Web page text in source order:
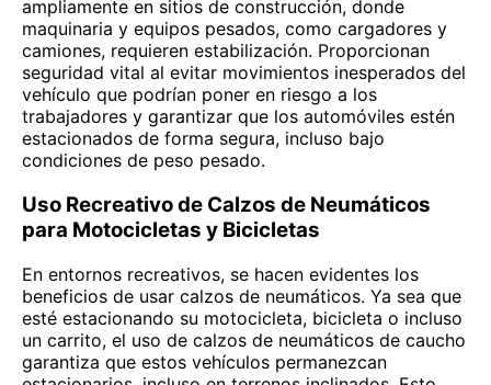
ampliamente en sitios de construcción, donde
maquinaria y equipos pesados, como cargadores y
camiones, requieren estabilización. Proporcionan
seguridad vital al evitar movimientos inesperados del
vehículo que podrían poner en riesgo a los
trabajadores y garantizar que los automóviles estén
estacionados de forma segura, incluso bajo
condiciones de peso pesado.
Uso Recreativo de Calzos de Neumáticos
para Motocicletas y Bicicletas
En entornos recreativos, se hacen evidentes los
beneficios de usar calzos de neumáticos. Ya sea que
esté estacionando su motocicleta, bicicleta o incluso
un carrito, el uso de calzos de neumáticos de caucho
garantiza que estos vehículos permanezcan